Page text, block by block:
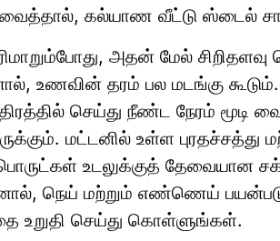
வைத்தால், கல்யாண வீட்டு ஸ்டைல்
அதன் மேல் சிறிதளவு
உணவின் தரம் பல மடங்கு
செய்து நீண்ட நேரம் மூடி
மட்டனில் உள்ள புரதச்சத்து
உடலுக்குத் தேவையான
நெய் மற்றும் எண்ணெய்
உறுதி செய்து கொள்ளுங்கள்.